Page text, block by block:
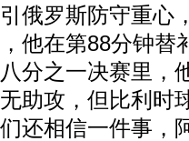
俄罗斯防守重心
他在第88分钟替
分之一决赛里，
助攻，但比利时
还相信一件事，